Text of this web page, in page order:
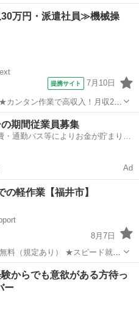
込 期間 年内 ご応募お待ちしております。
万円・派遣社員≫機械操
提携サイト 7月10日
カンタン作業で高収入！月収29
ワンルーム寮完備！日払い制度
その他
期間従業員募集
・通勤バス等によりお金が貯まりや
Ad
軽作業【福井市】
8月7日
（規定あり） ★スピード就業
します。 ・野菜の収穫 ・仕分けや梱包 ...
雑草
からでも意欲がある方待っ
ー